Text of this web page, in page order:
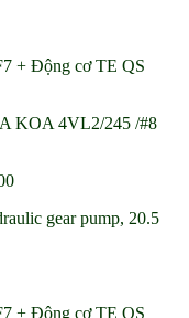
+ Động cơ TE QS
KOA 4VL2/245 /#8
gear pump, 20.5
+ Động cơ TE QS